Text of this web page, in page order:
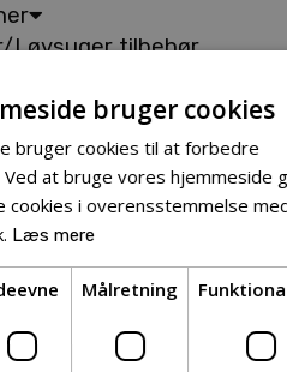
Løvsuger tilbehør
og Trimmere
bruger cookies
bruger cookies til at forbedre
at bruge vores hjemmeside
cookies i overensstemmelse
Læs mere
Målretning